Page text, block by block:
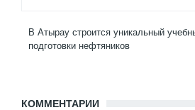
В Атырау строится уникальный
подготовки нефтяников
КОММЕНТАРИИ